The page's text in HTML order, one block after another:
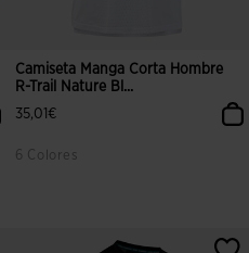
Camiseta Manga Corta Hombre
R-Trail Nature Bl...
35,01€
6 Colores
3,3 sobre 5 de valoración de